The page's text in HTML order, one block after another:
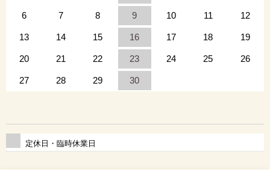
6 7 8 9 10 11 12
13 14 15 16 17 18 19
20 21 22 23 24 25 26
27 28 29 30
定休日・臨時休業日